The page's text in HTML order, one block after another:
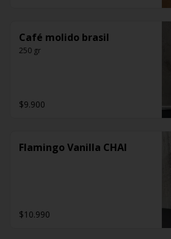
Café molido brasil
250 gr
$9.900
Flamingo Vanilla CHAI
$10.990